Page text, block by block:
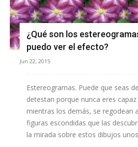
¿Qué son los
puedo ver el efecto?
Jun 22, 2015
Estereogramas. Puede que seas
detestan porque nunca eres
mientras los demás, se regodean
figuras escondidas que las
la mirada sobre estos dibujos